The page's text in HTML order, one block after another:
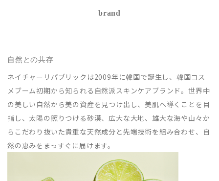
brand
自然との共存
ネイチャーリパブリックは2009年に韓国で誕生し、韓国コス
メブーム初期から知られる自然派スキンケアブランド。世界中
の美しい自然から美の資産を見つけ出し、美肌へ導くことを目
指し、太陽の照りつける砂漠、広大な大地、雄大な海や山々か
らこだわり抜いた貴重な天然成分と先端技術を組み合わせ、自
然の恵みをまっすぐに届けます。